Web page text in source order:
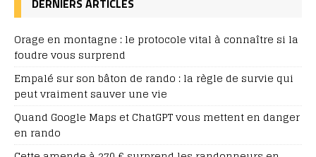
Orage en montagne : le protocole vital à connaître si la
foudre vous surprend
Empalé sur son bâton de rando : la règle de survie qui
peut vraiment sauver une vie
Quand Google Maps et ChatGPT vous mettent en danger
en rando